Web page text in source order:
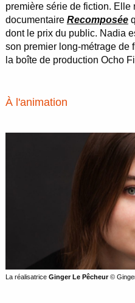
première série de fiction.
documentaire Recomposée
dont le prix du public. Nadia
son premier long-métrage de
la boîte de production Ocho
À l'animation
La réalisatrice Ginger Le Pêcheur©